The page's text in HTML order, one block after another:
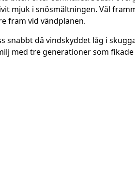
mjuk i snösmältningen. Väl
fram vid vändplanen.
snabbt då vindskyddet låg i
med tre generationer som